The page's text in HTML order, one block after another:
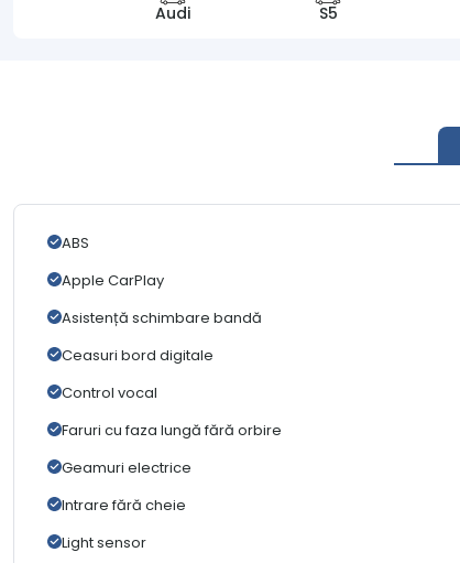
Audi S5
ABS
Apple CarPlay
Asistență schimbare bandă
Ceasuri bord digitale
Control vocal
Faruri cu faza lungă fără orbire
Geamuri electrice
Intrare fără cheie
Light sensor